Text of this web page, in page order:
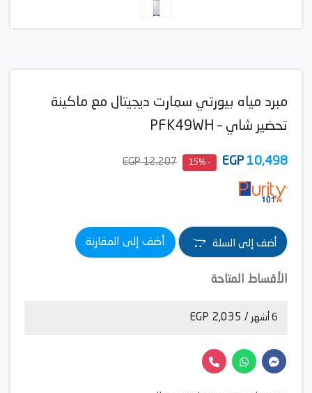
مبرد مياه بيورتي سمارت ديجيتال مع ماكينة
تحضير شاي – PFK49WH
10,498
EGP
- 15%
12,207 EGP
أضف إلى السلة أضف إلى المقارنة
الأقساط المتاحة
6 أشهر / 2,035 EGP